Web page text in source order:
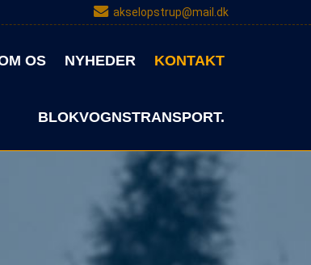
akselopstrup@mail.dk
OS NYHEDER KONTAKT
BLOKVOGNSTRANSPORT.